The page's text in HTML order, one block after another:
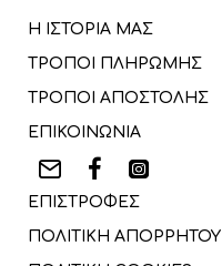
Η ΙΣΤΟΡΙΑ ΜΑΣ
ΤΡΟΠΟΙ ΠΛΗΡΩΜΗΣ
ΤΡΟΠΟΙ ΑΠΟΣΤΟΛΗΣ
ΕΠΙΚΟΙΝΩΝΙΑ
ΕΠΙΣΤΡΟΦΕΣ
ΠΟΛΙΤΙΚΗ ΑΠΟΡΡΗΤΟΥ